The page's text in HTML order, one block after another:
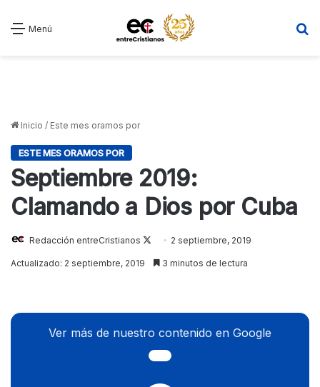
Menú
Inicio / Este mes oramos por
ESTE MES ORAMOS POR
Septiembre 2019:
Clamando a Dios por Cuba
Redacción entreCristianos
Follow
on
2 septiembre, 2019
Actualizado: 2 septiembre, 2019 3 minutos de lectura
Ver más de nuestro contenido en Google